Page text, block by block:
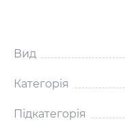
Вид
Категорія
Підкатегорія